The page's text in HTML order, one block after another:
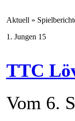
Aktuell »
1. Jungen 15
TTC
Vom 6.